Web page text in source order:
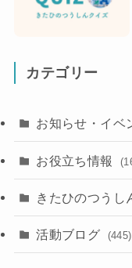
カテゴリー
お知らせ・イベ
お役立ち情報
きたひのつうし
活動ブログ (445)